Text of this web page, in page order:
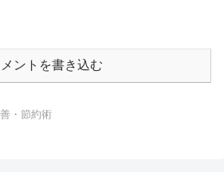
ントを書き込む
・節約術